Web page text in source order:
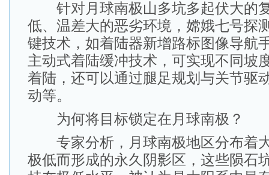
针对月球南极山多坑多起伏大的
低、温差大的恶劣环境，嫦娥七号探
键技术，如着陆器新增路标图像导航
主动式着陆缓冲技术，可实现不同坡
着陆，还可以通过腿足规划与关节驱
动等。
为何将目标锁定在月球南极？
专家分析，月球南极地区分布着
极低而形成的永久阴影区，这些陨石